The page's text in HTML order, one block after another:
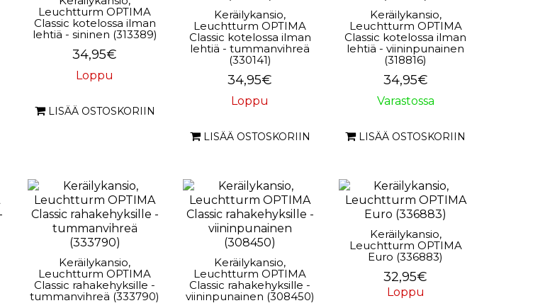
Leuchtturm OPTIMA
Classic kotelossa ilman
lehtiä - sininen (313389)
34,95€
Loppu
LISÄÄ OSTOSKORIIN
Keräilykansio,
Leuchtturm OPTIMA
Classic kotelossa ilman
lehtiä - tummanvihreä
(330141)
34,95€
Loppu
LISÄÄ OSTOSKORIIN
Keräilykansio,
Leuchtturm OPTIMA
Classic kotelossa ilman
lehtiä - viininpunainen
(318816)
34,95€
Varastossa
LISÄÄ OSTOSKORIIN
Keräilykansio,
Leuchtturm OPTIMA
Classic rahakehyksille -
tummanvihreä (333790)
Keräilykansio,
Leuchtturm OPTIMA
Classic rahakehyksille -
viininpunainen (308450)
Keräilykansio,
Leuchtturm OPTIMA
Euro (336883)
32,95€
Loppu